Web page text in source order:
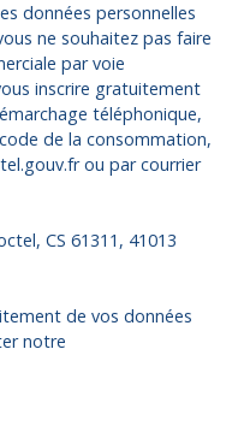
données personnelles
ne souhaitez pas faire
par voie
inscrire gratuitement
téléphonique,
de la consommation,
ou par courrier
CS 61311, 41013
de vos données
notre